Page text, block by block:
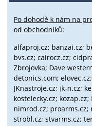
Po dohodě k nám na
od obchodníků:
alfaproj.cz; banzai.cz;
bvs.cz; cairocz.cz;
Zbrojovka; Dave
detonics.com;
JKnastroje.cz; jk-n.cz;
kostelecky.cz; kozap.cz;
nimrod.cz; proarms.cz;
strobl.cz; stvarms.cz;